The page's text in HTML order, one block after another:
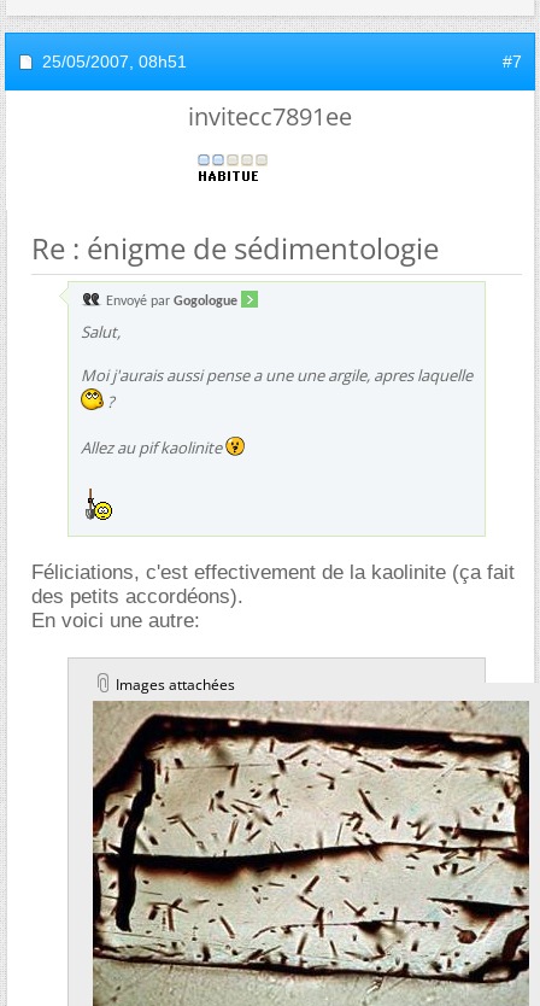
25/05/2007, 08h51 #7
invitecc7891ee
Re : énigme de sédimentologie
Envoyé par Gogologue
Salut,
Moi j'aurais aussi pense a une une argile, apres laquelle
?
Allez au pif kaolinite
Féliciations, c'est effectivement de la kaolinite (ça fait
des petits accordéons).
En voici une autre:
Images attachées